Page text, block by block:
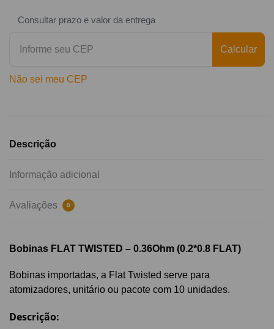
Consultar prazo e valor da entrega
Calcular
Não sei meu CEP
Descrição
Informação adicional
Avaliações 0
Bobinas FLAT TWISTED – 0.36Ohm (0.2*0.8 FLAT)
Bobinas importadas, a Flat Twisted serve para
atomizadores, unitário ou pacote com 10 unidades.
Descrição: